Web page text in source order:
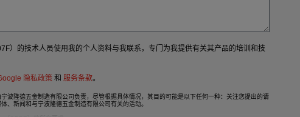
）的技术人员使用我的个人资料与我联系，专门为我提供有关其产品的培训和技
隐私政策 和 服务条款。
波隆德五金制造有限公司负责，尽管根据具体情况，其目的可能是以下任何一种：关注您提出的请
、新闻和与宁波隆德五金制造有限公司有关的活动。